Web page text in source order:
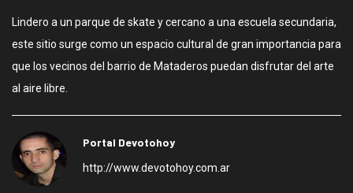
Lindero a un parque de skate y cercano a una escuela secundaria,
este sitio surge como un espacio cultural de gran importancia para
que los vecinos del barrio de Mataderos puedan disfrutar del arte
al aire libre.
Portal Devotohoy
http://www.devotohoy.com.ar